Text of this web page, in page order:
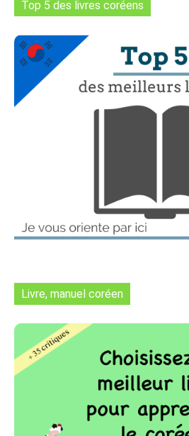
Top 5 des livres coréens
Livre, manuel coréen